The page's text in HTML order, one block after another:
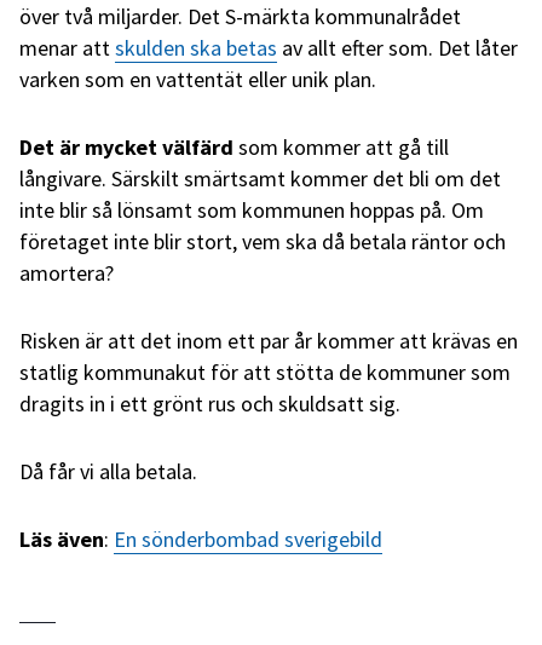
över två miljarder. Det S-märkta kommunalrådet
menar attskulden ska betas av allt efter som. Det låter
varken som en vattentät eller unik plan.
Det är mycket välfärd som kommer att gå till
långivare. Särskilt smärtsamt kommer det bli om det
inte blir så lönsamt som kommunen hoppas på. Om
företaget inte blir stort, vem ska då betala räntor och
amortera?
Risken är att det inom ett par år kommer att krävas en
statlig kommunakut för att stötta de kommuner som
dragits in i ett grönt rus och skuldsatt sig.
Då får vi alla betala.
Läs även: En sönderbombad sverigebild